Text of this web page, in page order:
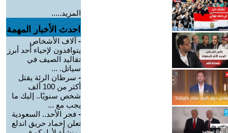
المزيد.....
احدث الأخبار المهمة
- آلاف الأشخاص
يتوافدون لإحياء أحد أبرز
تقاليد الصيف في
سياتل. ...
- سرطان الرئة يقتل
أكثر من 100 ألف
شخص سنويًا.. إليك ما
يجب مع ...
- فجر الأحد.. السعودية
تعلن إخماد حريق اندلع